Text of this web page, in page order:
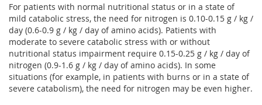
For patients with normal nutritional status or in a state of
mild catabolic stress, the need for nitrogen is 0.10-0.15 g / kg /
day (0.6-0.9 g / kg / day of amino acids). Patients with
moderate to severe catabolic stress with or without
nutritional status impairment require 0.15-0.25 g / kg / day of
nitrogen (0.9-1.6 g / kg / day of amino acids). In some
situations (for example, in patients with burns or in a state of
severe catabolism), the need for nitrogen may be even higher.